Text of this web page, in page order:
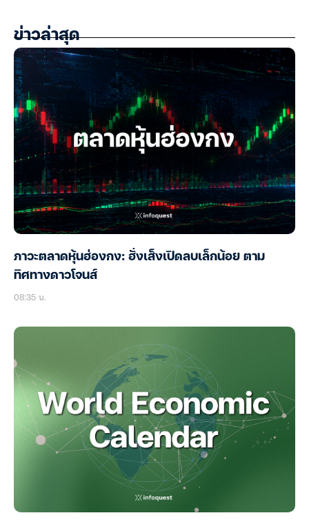
ข่าวล่าสุด
ภาวะตลาดหุ้นฮ่องกง: ฮั่งเส็งเปิดลบเล็กน้อย ตาม
ทิศทางดาวโจนส์
08:35 น.